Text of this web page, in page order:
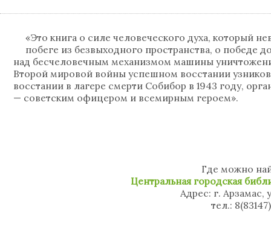
«Это книга о силе человеческого духа, который
побеге из безвыходного пространства, о победе
над бесчеловечным механизмом машины
Второй мировой войны успешном восстании
восстании в лагере смерти Собибор в 1943 году,
— советским офицером и всемирным героем».
Где можно
Центральная городская
Адрес: г. Арзамас,
тел.: